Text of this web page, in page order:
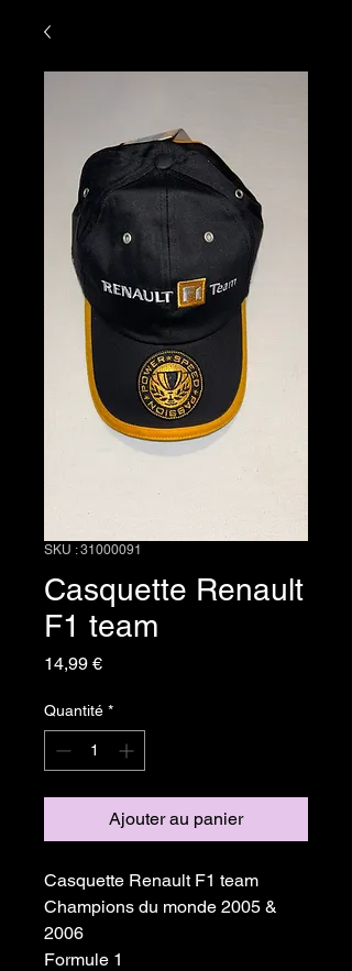
SKU : 31000091
Casquette Renault
F1 team
14,99 €Prix
Quantité *
Ajouter au panier
Casquette Renault F1 team
Champions du monde 2005 &
2006
Formule 1